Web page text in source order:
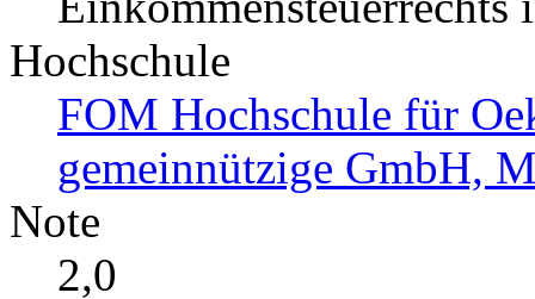
Hochschule
FOM Hochschule für
gemeinnützige GmbH,
Note
2,0